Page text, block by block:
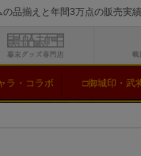
品揃えと年間3万点の販売実
ラ・コラボ □御城印・武